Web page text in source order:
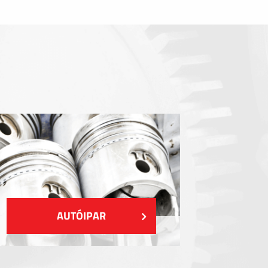
MUTASS TÖBBET
AUTÓIPAR